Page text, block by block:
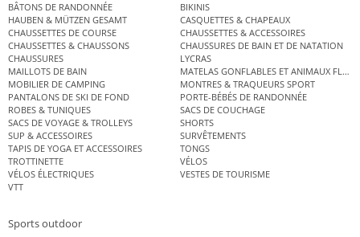
BÂTONS DE RANDONNÉE
BIKINIS
HAUBEN & MÜTZEN GESAMT
CASQUETTES & CHAPEAUX
CHAUSSETTES DE COURSE
CHAUSSETTES & ACCESSOIRES
CHAUSSETTES & CHAUSSONS
CHAUSSURES DE BAIN ET DE NATATION
CHAUSSURES
LYCRAS
MAILLOTS DE BAIN
MATELAS GONFLABLES ET ANIMAUX
MOBILIER DE CAMPING
MONTRES & TRAQUEURS SPORT
PANTALONS DE SKI DE FOND
PORTE-BÉBÉS DE RANDONNÉE
ROBES & TUNIQUES
SACS DE COUCHAGE
SACS DE VOYAGE & TROLLEYS
SHORTS
SUP & ACCESSOIRES
SURVÊTEMENTS
TAPIS DE YOGA ET ACCESSOIRES
TONGS
TROTTINETTE
VÉLOS
VÉLOS ÉLECTRIQUES
VESTES DE TOURISME
VTT
Sports outdoor